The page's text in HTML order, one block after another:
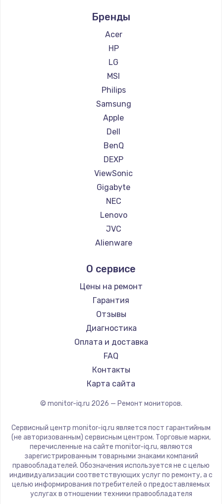
3900 руб.
Замена HDMI
Заказать
Ремонт мониторов Thunderobot
Ремонт мониторов Hisense
Ремонт мониторов АОС
Ремонт мониторов Ardor
Ремонт мониторов Machenike
Ремонт мониторов iru
Ремонт мониторов Titan Army
Ремонт мониторов iFFALCON
Ремонт мониторов Dahua
Бренды
Acer
HP
LG
MSI
Philips
Samsung
Apple
Dell
BenQ
DEXP
ViewSonic
Gigabyte
NEC
Lenovo
JVC
Alienware
Thunderobot
Hisense
АОС
Ardor
Machenike
iru
Titan Army
iFFALCON
Dahua
О сервисе
Цены на ремонт
Гарантия
Отзывы
Диагностика
Оплата и доставка
FAQ
Контакты
Карта сайта
© monitor-iq.ru 2026 — Ремонт мониторов.
Сервисный центр monitor-iq.ru является пост гарантийным
(не авторизованным) сервисным центром. Торговые марки,
перечисленные на сайте monitor-iq.ru, являются
зарегистрированным товарными знаками компаний
правообладателей. Обозначения используется не с целью
индивидуализации соответствующих услуг по ремонту, а с
целью информирования потребителей о предоставляемых
услугах в отношении техники правообладателя